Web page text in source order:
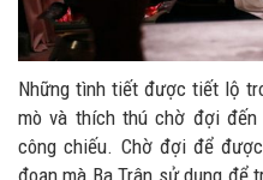
Những tình tiết được tiết lộ
mò và thích thú chờ đợi
công chiếu. Chờ đợi để
đoạn mà Ba Trân sử dụng để